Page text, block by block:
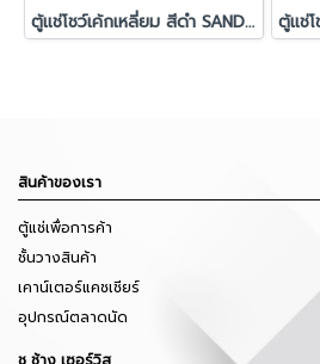
ตู้แช่โชว์เค้กเหลี่ยม สีดำ SANDEN รุ่น SKS-0717Z
สินค้าของเรา
ตู้แช่เพื่อการค้า
ชั้นวางสินค้า
เคาน์เตอร์แคชเชียร์
อุปกรณ์ตลาดนัด